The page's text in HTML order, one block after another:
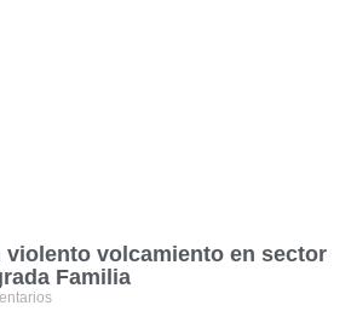
violento volcamiento en sector
Familia